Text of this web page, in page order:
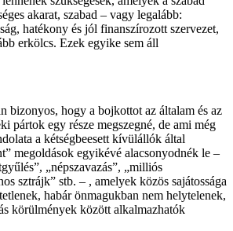
akarat, szabad – vagy legalább:
hatékony és jól finanszírozott szervezet,
erkölcs. Ezek egyike sem áll
bizonyos, hogy a bojkottot az általam és az
pártok egy része megszegné, de ami még
a kétségbeesett kívülállók által
megoldások egyikévé alacsonyodnék le –
„népszavazás”, „milliós
sztrájk” stb. – , amelyek közös sajátossága
habár önmagukban nem helytelenek,
körülmények között alkalmazhatók